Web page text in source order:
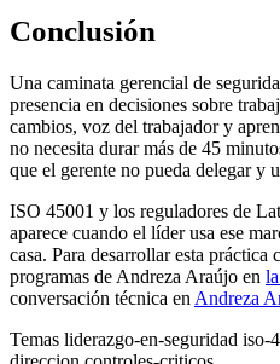
Conclusión
Una caminata gerencial de
presencia en decisiones sobre
cambios, voz del trabajador y
no necesita durar más de 45
que el gerente no pueda delegar y
ISO 45001 y los reguladores de
aparece cuando el líder usa ese
casa. Para desarrollar esta
programas de Andreza Araújo en
conversación técnica en Andreza
Temas liderazgo-en-seguridad iso-